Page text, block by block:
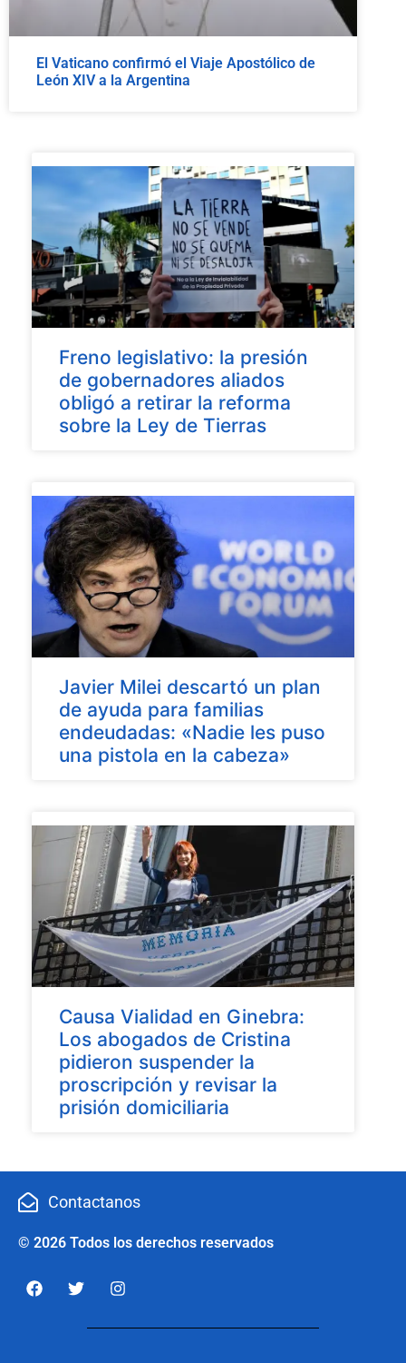
El Vaticano confirmó el Viaje Apostólico de
León XIV a la Argentina
Freno legislativo: la presión
de gobernadores aliados
obligó a retirar la reforma
sobre la Ley de Tierras
Javier Milei descartó un plan
de ayuda para familias
endeudadas: «Nadie les puso
una pistola en la cabeza»
Causa Vialidad en Ginebra:
Los abogados de Cristina
pidieron suspender la
proscripción y revisar la
prisión domiciliaria
Contactanos
© 2026 Todos los derechos reservados